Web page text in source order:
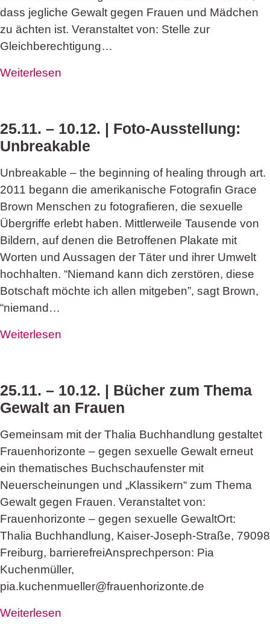
dass jegliche Gewalt gegen Frauen und Mädchen
zu ächten ist. Veranstaltet von: Stelle zur
Gleichberechtigung…
Weiterlesen
25.11. – 10.12. | Foto-Ausstellung:
Unbreakable
Unbreakable – the beginning of healing through art.
2011 begann die amerikanische Fotografin Grace
Brown Menschen zu fotografieren, die sexuelle
Übergriffe erlebt haben. Mittlerweile Tausende von
Bildern, auf denen die Betroffenen Plakate mit
Worten und Aussagen der Täter und ihrer Umwelt
hochhalten. “Niemand kann dich zerstören, diese
Botschaft möchte ich allen mitgeben”, sagt Brown,
“niemand…
Weiterlesen
25.11. – 10.12. | Bücher zum Thema
Gewalt an Frauen
Gemeinsam mit der Thalia Buchhandlung gestaltet
Frauenhorizonte – gegen sexuelle Gewalt erneut
ein thematisches Buchschaufenster mit
Neuerscheinungen und „Klassikern“ zum Thema
Gewalt gegen Frauen. Veranstaltet von:
Frauenhorizonte – gegen sexuelle GewaltOrt:
Thalia Buchhandlung, Kaiser-Joseph-Straße, 79098
Freiburg, barrierefreiAnsprechperson: Pia
Kuchenmüller,
pia.kuchenmueller@frauenhorizonte.de
Weiterlesen